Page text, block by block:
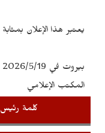
يعتبر هذا الإعلان
بيروت في 2026/5/19
المكتب الإعلامي
كلمة